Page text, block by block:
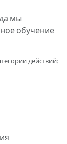
мы
обучение
действий: